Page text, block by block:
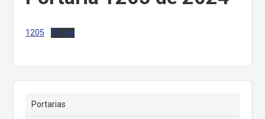
1205 Baixar
Portarias